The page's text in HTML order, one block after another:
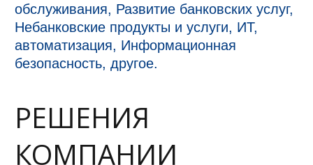
обслуживания, Развитие банковских услуг,
Небанковские продукты и услуги, ИТ,
автоматизация, Информационная
безопасность, другое.
РЕШЕНИЯ
КОМПАНИИ